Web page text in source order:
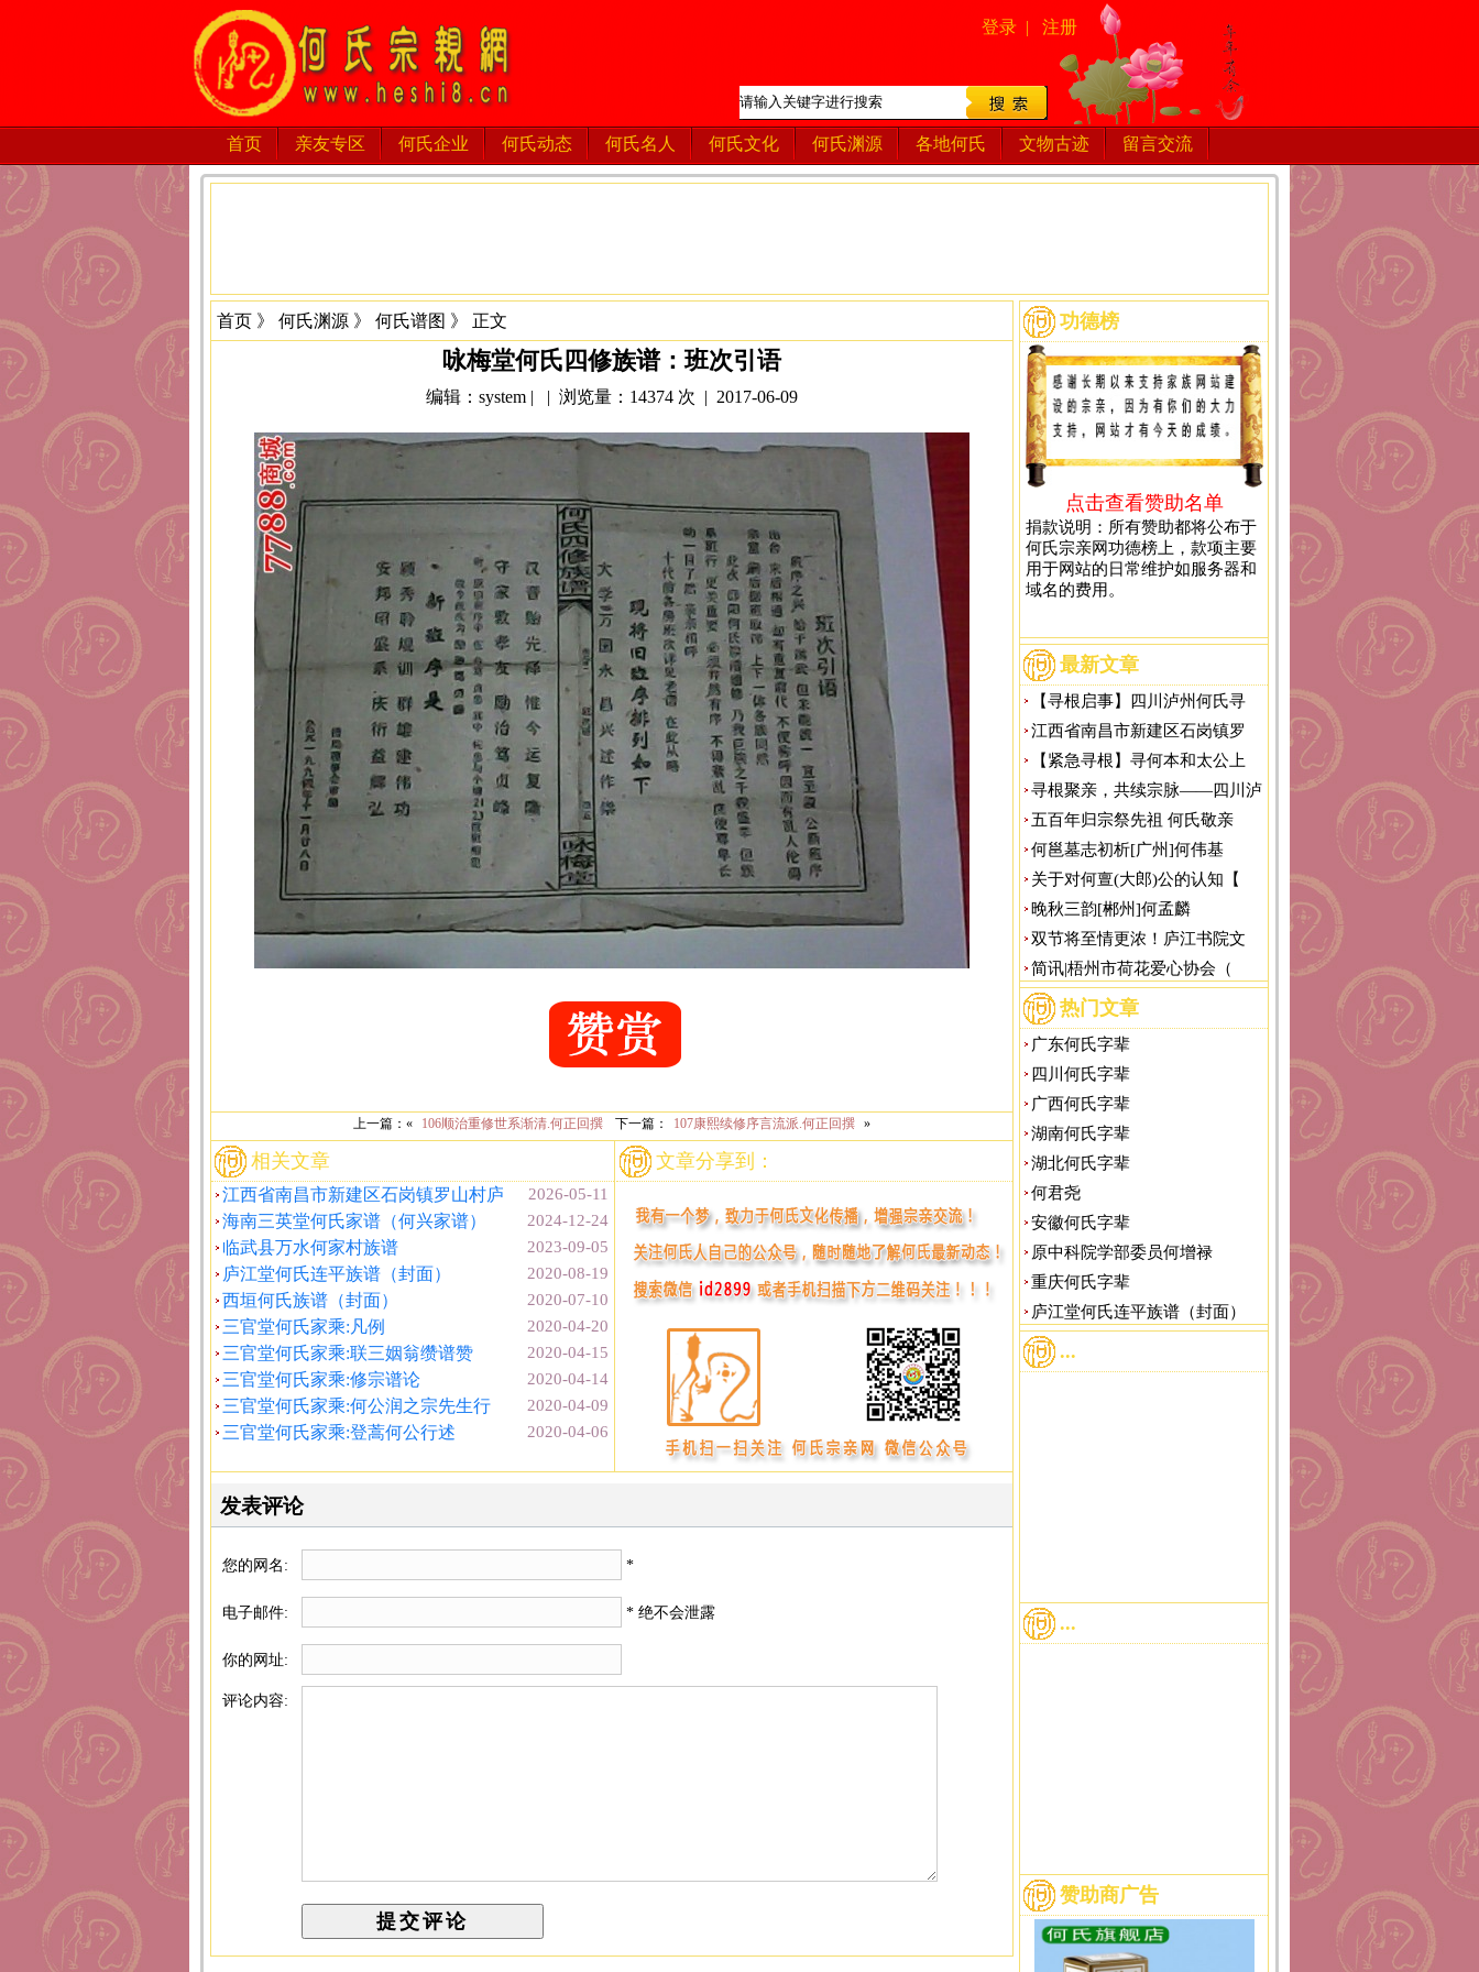
登录 | 注册
首页 亲友专区 何氏企业 何氏动态 何氏名人 何氏文化 何氏渊源 各地何氏 文物古迹 留言交流
首页 》 何氏渊源 》 何氏谱图 》 正文
咏梅堂何氏四修族谱：班次引语
编辑：system | | 浏览量：14374 次 | 2017-06-09
上一篇：« 106顺治重修世系渐清.何正回撰 下一篇： 107康熙续修序言流派.何正回撰 »
相关文章
2026-05-11
江西省南昌市新建区石岗镇罗山村庐
2024-12-24
海南三英堂何氏家谱（何兴家谱）
2023-09-05
临武县万水何家村族谱
2020-08-19
庐江堂何氏连平族谱（封面）
2020-07-10
西垣何氏族谱（封面）
2020-04-20
三官堂何氏家乘:凡例
2020-04-15
三官堂何氏家乘:联三姻翁缵谱赞
2020-04-14
三官堂何氏家乘:修宗谱论
2020-04-09
三官堂何氏家乘:何公润之宗先生行
2020-04-06
三官堂何氏家乘:登蒿何公行述
文章分享到：
发表评论
您的网名: *
电子邮件: * 绝不会泄露
你的网址:
评论内容:
功德榜
点击查看赞助名单
捐款说明：所有赞助都将公布于
何氏宗亲网功德榜上，款项主要
用于网站的日常维护如服务器和
域名的费用。
最新文章
【寻根启事】四川泸州何氏寻
江西省南昌市新建区石岗镇罗
【紧急寻根】寻何本和太公上
寻根聚亲，共续宗脉——四川泸
五百年归宗祭先祖 何氏敬亲
何邕墓志初析[广州]何伟基
关于对何亶(大郎)公的认知【
晚秋三韵[郴州]何孟麟
双节将至情更浓！庐江书院文
简讯|梧州市荷花爱心协会（
热门文章
广东何氏字辈
四川何氏字辈
广西何氏字辈
湖南何氏字辈
湖北何氏字辈
何君尧
安徽何氏字辈
原中科院学部委员何增禄
重庆何氏字辈
庐江堂何氏连平族谱（封面）
...
...
赞助商广告